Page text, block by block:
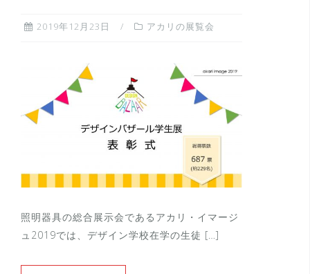
2019年12月23日 アカリの展覧会
照明器具の総合展示会であるアカリ・イマージ
ュ2019では、デザイン学校在学の生徒 […]